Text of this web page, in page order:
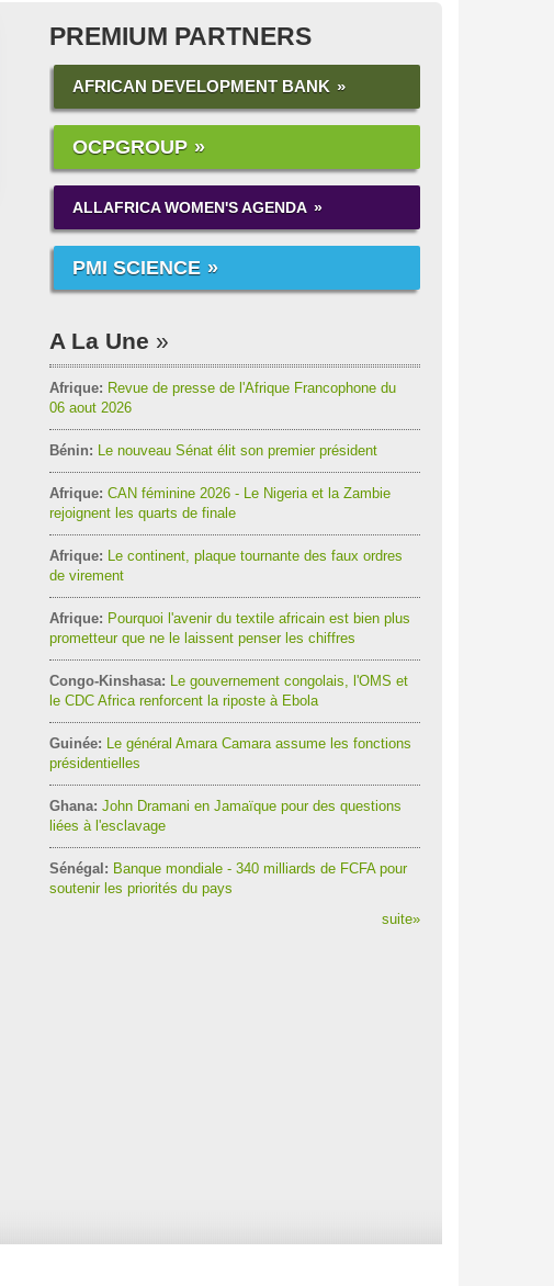
PREMIUM PARTNERS
AFRICAN DEVELOPMENT BANK
OCPGROUP
ALLAFRICA WOMEN'S AGENDA
PMI SCIENCE
A La Une
Afrique: Revue de presse de l'Afrique Francophone du
06 aout 2026
Bénin: Le nouveau Sénat élit son premier président
Afrique: CAN féminine 2026 - Le Nigeria et la Zambie
rejoignent les quarts de finale
Afrique: Le continent, plaque tournante des faux ordres
de virement
Afrique: Pourquoi l'avenir du textile africain est bien plus
prometteur que ne le laissent penser les chiffres
Congo-Kinshasa: Le gouvernement congolais, l'OMS et
le CDC Africa renforcent la riposte à Ebola
Guinée: Le général Amara Camara assume les fonctions
présidentielles
Ghana: John Dramani en Jamaïque pour des questions
liées à l'esclavage
Sénégal: Banque mondiale - 340 milliards de FCFA pour
soutenir les priorités du pays
suite»